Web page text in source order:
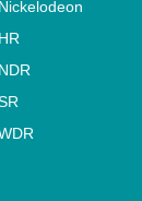
Nickelodeon
HR
NDR